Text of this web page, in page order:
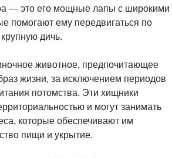
— это его мощные лапы с широкими
помогают ему передвигаться по
дичь.
животное, предпочитающее
жизни, за исключением периодов
потомства. Эти хищники
и могут занимать
которые обеспечивают им
пищи и укрытие.